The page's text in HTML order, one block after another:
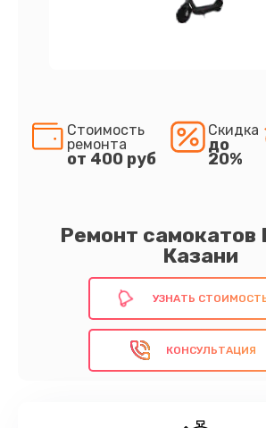
Ремонт самокатов
Казани
Стоимость
ремонта
от 400 руб
Скидка
до
20%
УЗНАТЬ
КОНСУЛЬТАЦИЯ